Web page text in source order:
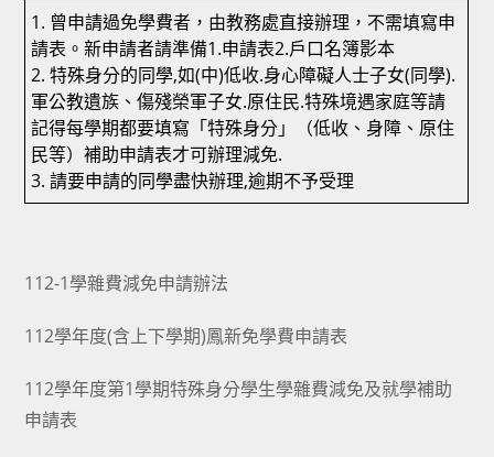
1. 曾申請過免學費者，由教務處直接辦理，不需填寫申
請表。新申請者請準備1.申請表2.戶口名簿影本
2. 特殊身分的同學,如(中)低收.身心障礙人士子女(同學).
軍公教遺族、傷殘榮軍子女.原住民.特殊境遇家庭等請
記得每學期都要填寫「特殊身分」（低收、身障、原住
民等）補助申請表才可辦理減免.
3. 請要申請的同學盡快辦理,逾期不予受理
112-1學雜費減免申請辦法
112學年度(含上下學期)鳳新免學費申請表
112學年度第1學期特殊身分學生學雜費減免及就學補助
申請表